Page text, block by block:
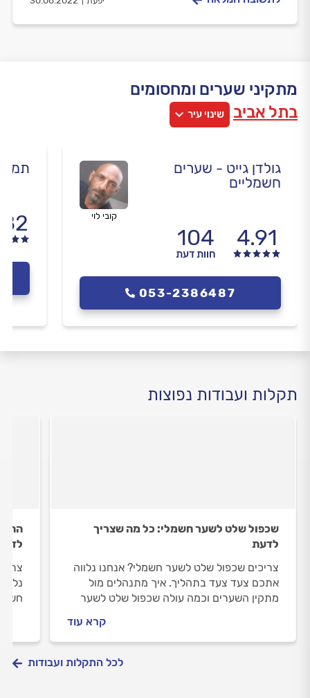
מתקיני שערים ומחסומים
בתל אביב
שינוי עיר
גולדן גייט - שערים
חשמליים
4.91
104
חוות דעת
קובי לוי
053-2386487
תקלות ועבודות נפוצות
שכפול שלט לשער חשמלי: כל מה שצריך
לדעת
צריכים שכפול שלט לשער חשמלי? אנחנו נלווה
אתכם צעד צעד בתהליך. איך מתנהלים מול
מתקין השערים וכמה עולה שכפול שלט לשער
קרא עוד
לכל התקלות ועבודות